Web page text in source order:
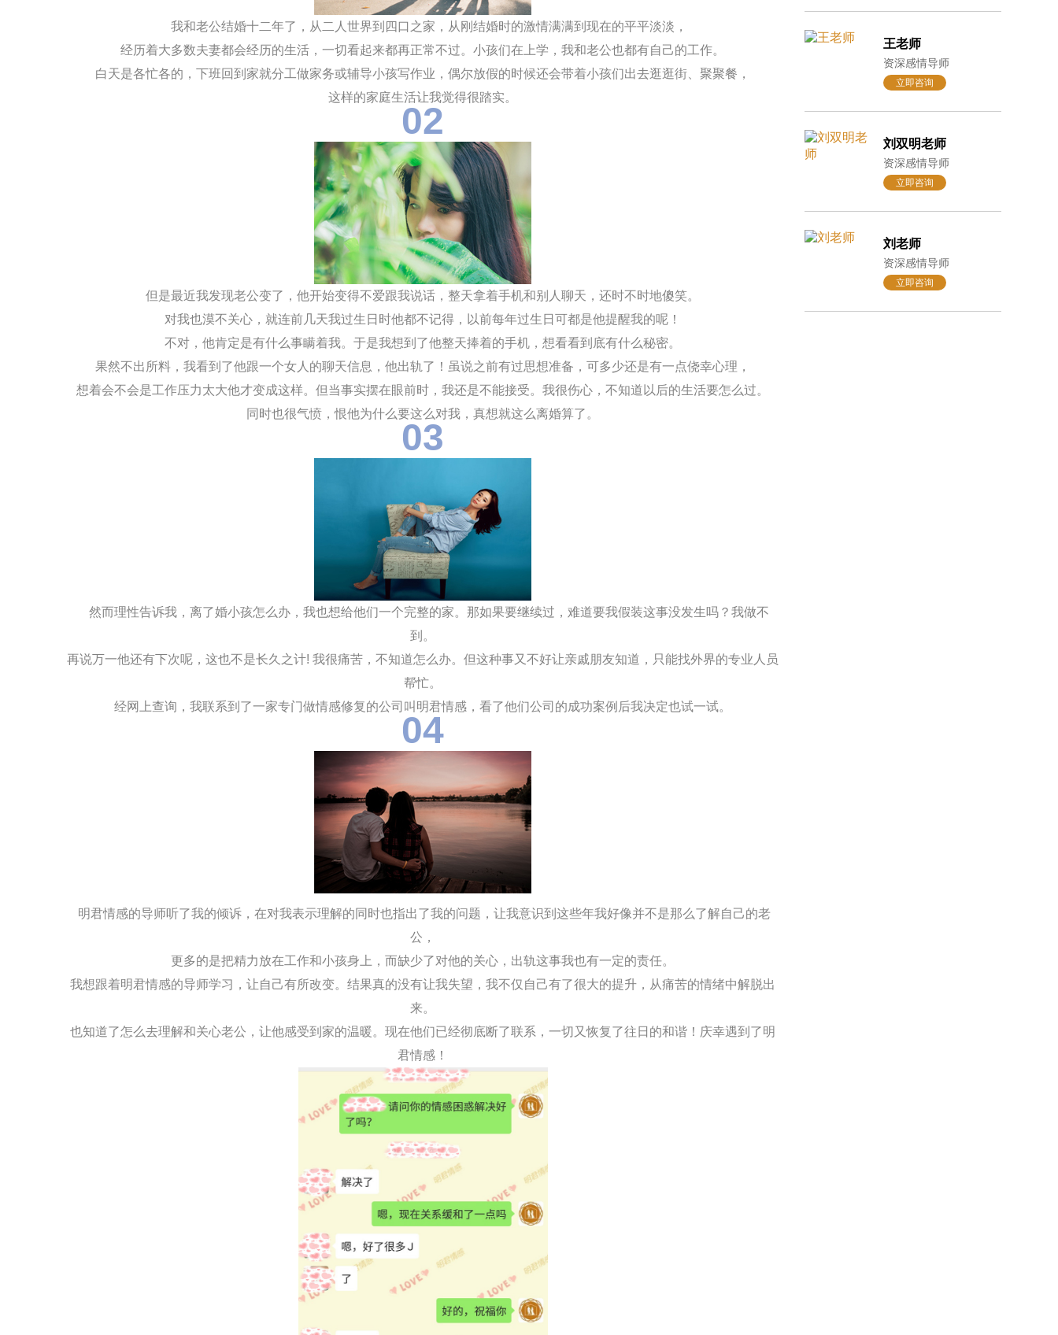
我和老公结婚十二年了，从二人世界到四口之家，从刚结婚时的激情满满到现在的平平淡淡，
经历着大多数夫妻都会经历的生活，一切看起来都再正常不过。小孩们在上学，我和老公也都有自己的工作。
白天是各忙各的，下班回到家就分工做家务或辅导小孩写作业，偶尔放假的时候还会带着小孩们出去逛逛街、聚聚餐，
这样的家庭生活让我觉得很踏实。
02
但是最近我发现老公变了，他开始变得不爱跟我说话，整天拿着手机和别人聊天，还时不时地傻笑。
对我也漠不关心，就连前几天我过生日时他都不记得，以前每年过生日可都是他提醒我的呢！
不对，他肯定是有什么事瞒着我。于是我想到了他整天捧着的手机，想看看到底有什么秘密。
果然不出所料，我看到了他跟一个女人的聊天信息，他出轨了！虽说之前有过思想准备，可多少还是有一点侥幸心理，
想着会不会是工作压力太大他才变成这样。但当事实摆在眼前时，我还是不能接受。我很伤心，不知道以后的生活要怎么过。
同时也很气愤，恨他为什么要这么对我，真想就这么离婚算了。
03
然而理性告诉我，离了婚小孩怎么办，我也想给他们一个完整的家。那如果要继续过，难道要我假装这事没发生吗？我做不
到。
再说万一他还有下次呢，这也不是长久之计! 我很痛苦，不知道怎么办。但这种事又不好让亲戚朋友知道，只能找外界的专业人员
帮忙。
经网上查询，我联系到了一家专门做情感修复的公司叫明君情感，看了他们公司的成功案例后我决定也试一试。
04
明君情感的导师听了我的倾诉，在对我表示理解的同时也指出了我的问题，让我意识到这些年我好像并不是那么了解自己的老
公，
更多的是把精力放在工作和小孩身上，而缺少了对他的关心，出轨这事我也有一定的责任。
我想跟着明君情感的导师学习，让自己有所改变。结果真的没有让我失望，我不仅自己有了很大的提升，从痛苦的情绪中解脱出
来。
也知道了怎么去理解和关心老公，让他感受到家的温暖。现在他们已经彻底断了联系，一切又恢复了往日的和谐！庆幸遇到了明
君情感！
王老师
资深感情导师
立即咨询
刘双明老师
资深感情导师
立即咨询
刘老师
资深感情导师
立即咨询